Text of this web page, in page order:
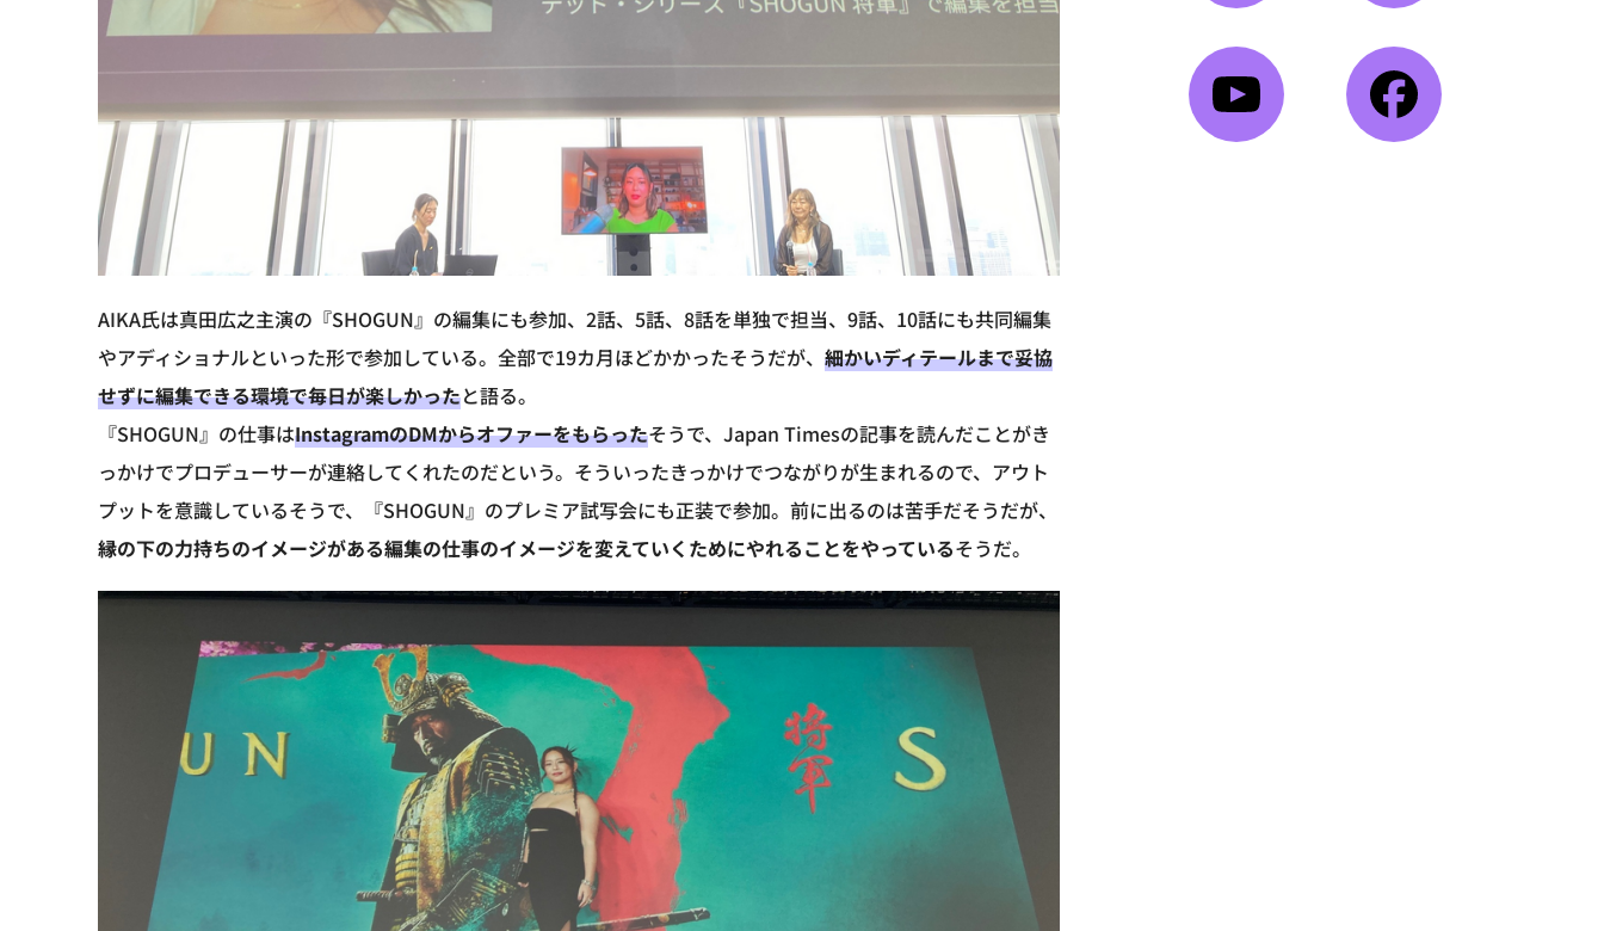
AIKA氏は真田広之主演の『SHOGUN』の編集にも参加、2話、5話、8話を単独で担当、9話、10話にも共同編集
やアディショナルといった形で参加している。全部で19カ月ほどかかったそうだが、 細かいディテールまで妥協
せずに編集できる環境で毎日が楽しかったと語る。
『SHOGUN』の仕事はInstagramのDMからオファーをもらったそうで、Japan Timesの記事を読んだことがき
っかけでプロデューサーが連絡してくれたのだという。そういったきっかけでつながりが生まれるので、アウト
プットを意識しているそうで、『SHOGUN』のプレミア試写会にも正装で参加。前に出るのは苦手だそうだが、
縁の下の力持ちのイメージがある編集の仕事のイメージを変えていくためにやれることをやっているそうだ。